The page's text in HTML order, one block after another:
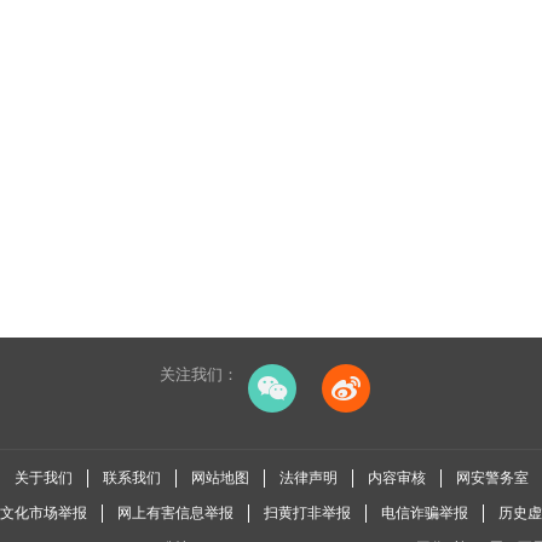
关注我们：
关于我们 联系我们 网站地图 法律声明 内容审核 网安警务室
化市场举报 网上有害信息举报 扫黄打非举报 电信诈骗举报 历史